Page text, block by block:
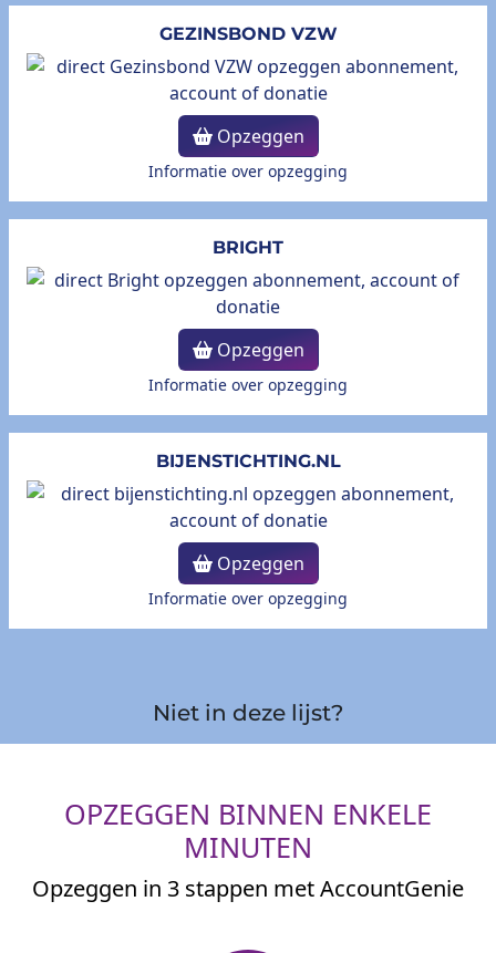
GEZINSBOND VZW
Opzeggen
Informatie over opzegging
BRIGHT
Opzeggen
Informatie over opzegging
BIJENSTICHTING.NL
Opzeggen
Informatie over opzegging
Niet in deze lijst?
OPZEGGEN BINNEN ENKELE
MINUTEN
Opzeggen in 3 stappen met AccountGenie